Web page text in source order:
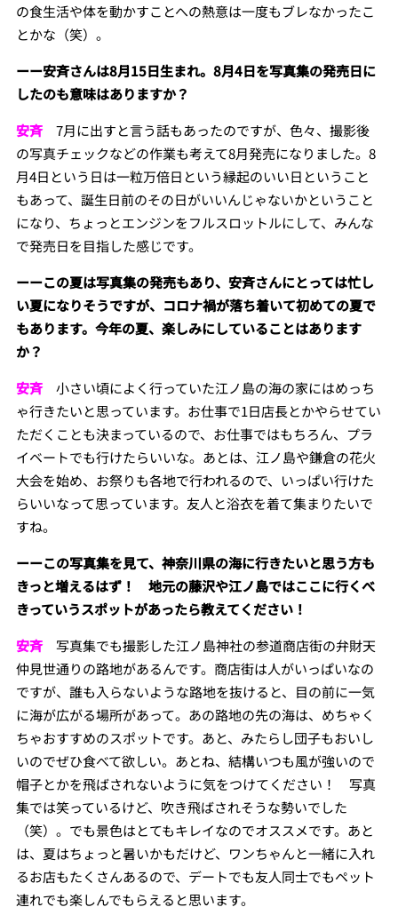
の食生活や体を動かすことへの熱意は一度もブレなかったこ
とかな（笑）。
ーー安斉さんは8月15日生まれ。8月4日を写真集の発売日に
したのも意味はありますか？
安斉7月に出すと言う話もあったのですが、色々、撮影後
の写真チェックなどの作業も考えて8月発売になりました。8
月4日という日は一粒万倍日という縁起のいい日ということ
もあって、誕生日前のその日がいいんじゃないかということ
になり、ちょっとエンジンをフルスロットルにして、みんな
で発売日を目指した感じです。
ーーこの夏は写真集の発売もあり、安斉さんにとっては忙し
い夏になりそうですが、コロナ禍が落ち着いて初めての夏で
もあります。今年の夏、楽しみにしていることはあります
か？
安斉小さい頃によく行っていた江ノ島の海の家にはめっち
ゃ行きたいと思っています。お仕事で1日店長とかやらせてい
ただくことも決まっているので、お仕事ではもちろん、プラ
イベートでも行けたらいいな。あとは、江ノ島や鎌倉の花火
大会を始め、お祭りも各地で行われるので、いっぱい行けた
らいいなって思っています。友人と浴衣を着て集まりたいで
すね。
ーーこの写真集を見て、神奈川県の海に行きたいと思う方も
きっと増えるはず！ 地元の藤沢や江ノ島ではここに行くべ
きっていうスポットがあったら教えてください！
安斉写真集でも撮影した江ノ島神社の参道商店街の弁財天
仲見世通りの路地があるんです。商店街は人がいっぱいなの
ですが、誰も入らないような路地を抜けると、目の前に一気
に海が広がる場所があって。あの路地の先の海は、めちゃく
ちゃおすすめのスポットです。あと、みたらし団子もおいし
いのでぜひ食べて欲しい。あとね、結構いつも風が強いので
帽子とかを飛ばされないように気をつけてください！ 写真
集では笑っているけど、吹き飛ばされそうな勢いでした
（笑）。でも景色はとてもキレイなのでオススメです。あと
は、夏はちょっと暑いかもだけど、ワンちゃんと一緒に入れ
るお店もたくさんあるので、デートでも友人同士でもペット
連れでも楽しんでもらえると思います。